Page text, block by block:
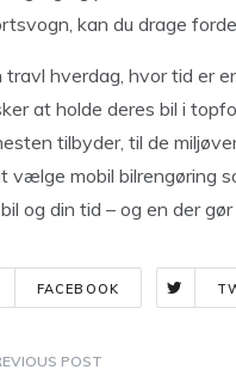
kan du drage
travl hverdag, hvor tid er
at holde deres bil i
tilbyder, til de
vælge mobil bilrengøring
og din tid – og en der
FACEBOOK